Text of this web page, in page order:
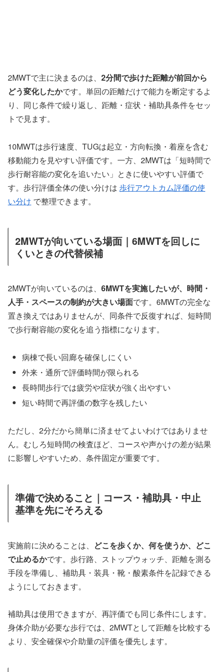
2MWTで主に決まるのは、 2分間で歩けた距離が前回から
どう変化したかです。単回の距離だけで能力を断定するよ
り、同じ条件で繰り返し、距離・症状・補助具条件をセッ
トで見ます。
10MWTは歩行速度、TUGは起立・方向転換・着座を含む
移動能力を見やすい評価です。一方、2MWTは「短時間で
歩行耐容能の変化を追いたい」ときに使いやすい評価で
す。歩行評価全体の使い分けは 歩行アウトカム評価の使
い分け で整理できます。
2MWTが向いている場面｜6MWTを回しに
くいときの代替候補
2MWTが向いているのは、 6MWTを実施したいが、時間・
人手・スペースの制約が大きい場面です。6MWTの完全な
置き換えではありませんが、同条件で反復すれば、短時間
で歩行耐容能の変化を追う指標になります。
病棟で長い回廊を確保しにくい
外来・通所で評価時間が限られる
長時間歩行では疲労や症状が強く出やすい
短い時間で再評価の数字を残したい
ただし、2分だから簡単に済ませてよいわけではありませ
ん。むしろ短時間の検査ほど、コースや声かけの差が結果
に影響しやすいため、条件固定が重要です。
準備で決めること｜コース・補助具・中止
基準を先にそろえる
実施前に決めることは、 どこを歩くか、何を使うか、どこ
で止めるかです。歩行路、ストップウォッチ、距離を測る
手段を準備し、補助具・装具・靴・酸素条件を記録できる
ようにしておきます。
補助具は使用できますが、再評価でも同じ条件にします。
身体介助が必要な歩行では、2MWTとして距離を比較する
より、安全確保や介助量の評価を優先します。